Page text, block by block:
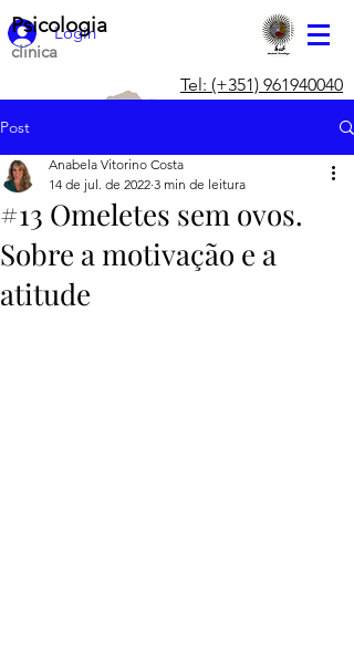
Login
Psicologia
clínica
Tel: (+351) 961940040
Post
#13 Omeletes sem ovos.
Sobre a motivação e a
atitude
Anabela Vitorino Costa
14 de jul. de 2022 3 min de leitura